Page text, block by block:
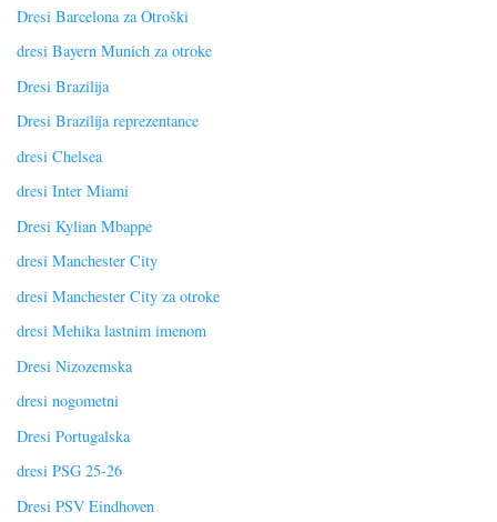
Dresi Barcelona za Otroški
dresi Bayern Munich za otroke
Dresi Brazilija
Dresi Brazilija reprezentance
dresi Chelsea
dresi Inter Miami
Dresi Kylian Mbappe
dresi Manchester City
dresi Manchester City za otroke
dresi Mehika lastnim imenom
Dresi Nizozemska
dresi nogometni
Dresi Portugalska
dresi PSG 25-26
Dresi PSV Eindhoven